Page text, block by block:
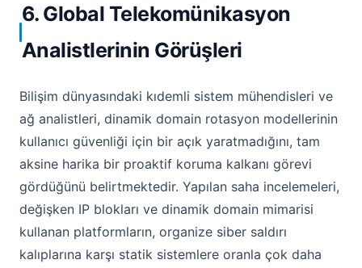
6. Global Telekomünikasyon
Analistlerinin Görüşleri
Bilişim dünyasındaki kıdemli sistem mühendisleri ve
ağ analistleri, dinamik domain rotasyon modellerinin
kullanıcı güvenliği için bir açık yaratmadığını, tam
aksine harika bir proaktif koruma kalkanı görevi
gördüğünü belirtmektedir. Yapılan saha incelemeleri,
değişken IP blokları ve dinamik domain mimarisi
kullanan platformların, organize siber saldırı
kalıplarına karşı statik sistemlere oranla çok daha